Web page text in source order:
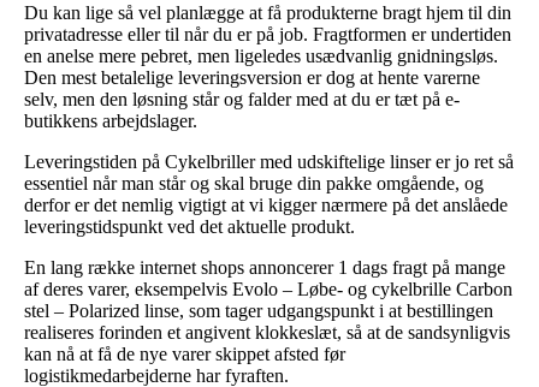
Du kan lige så vel planlægge at få produkterne bragt hjem til din
privatadresse eller til når du er på job. Fragtformen er undertiden
en anelse mere pebret, men ligeledes usædvanlig gnidningsløs.
Den mest betalelige leveringsversion er dog at hente varerne
selv, men den løsning står og falder med at du er tæt på e-
butikkens arbejdslager.
Leveringstiden på Cykelbriller med udskiftelige linser er jo ret så
essentiel når man står og skal bruge din pakke omgående, og
derfor er det nemlig vigtigt at vi kigger nærmere på det anslåede
leveringstidspunkt ved det aktuelle produkt.
En lang række internet shops annoncerer 1 dags fragt på mange
af deres varer, eksempelvis Evolo – Løbe- og cykelbrille Carbon
stel – Polarized linse, som tager udgangspunkt i at bestillingen
realiseres forinden et angivent klokkeslæt, så at de sandsynligvis
kan nå at få de nye varer skippet afsted før
logistikmedarbejderne har fyraften.